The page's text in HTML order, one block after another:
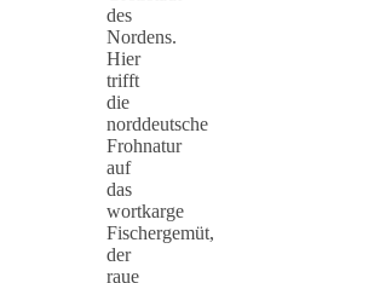
des
Nordens.
Hier
trifft
die
norddeutsche
Frohnatur
auf
das
wortkarge
Fischergemüt,
der
raue